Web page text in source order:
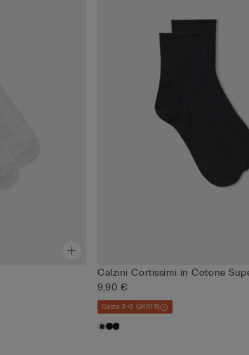
Calzini Cortissimi in Cotone
9,90 €
Calze 3+3 GRATIS